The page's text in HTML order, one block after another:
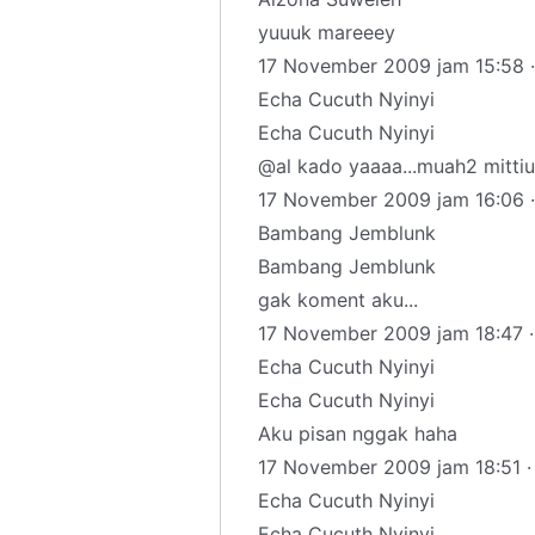
yuuuk mareeey
17 November 2009 jam 15:58 ·
Echa Cucuth Nyinyi
Echa Cucuth Nyinyi
@al kado yaaaa...muah2
17 November 2009 jam 16:06 ·
Bambang Jemblunk
Bambang Jemblunk
gak koment aku...
17 November 2009 jam 18:47 ·
Echa Cucuth Nyinyi
Echa Cucuth Nyinyi
Aku pisan nggak haha
17 November 2009 jam 18:51 ·
Echa Cucuth Nyinyi